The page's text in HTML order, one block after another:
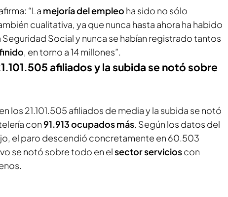
“La mejoría del empleo ha sido no sólo
cualitativa, ya que nunca hasta ahora ha habido
Social y nunca se habían registrado tantos
, en torno a 14 millones”.
afiliados y la subida se notó sobre
los 21.101.505 afiliados de media y la subida se notó
con91.913 ocupados más. Según los datos del
el paro descendió concretamente en 60.503
se notó sobre todo en elsector servicioscon